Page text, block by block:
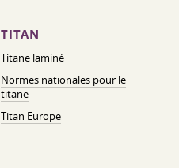
TITAN
Titane laminé
Normes nationales pour le
titane
Titan Europe